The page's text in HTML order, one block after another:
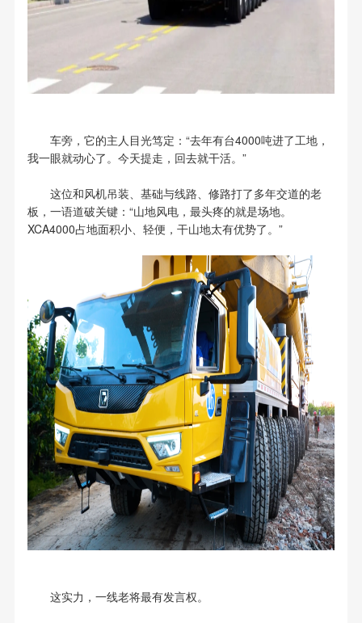
车旁，它的主人目光笃定：“去年有台4000吨进了工地，
我一眼就动心了。今天提走，回去就干活。”
这位和风机吊装、基础与线路、修路打了多年交道的老
板，一语道破关键：“山地风电，最头疼的就是场地。
XCA4000占地面积小、轻便，干山地太有优势了。”
这实力，一线老将最有发言权。